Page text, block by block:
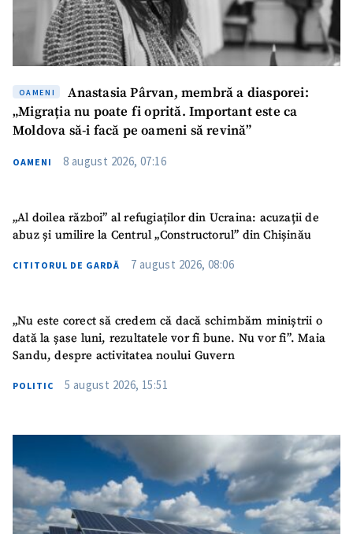
SUSȚINE
OAMENI
Anastasia Pârvan, membră a diasporei:
„Migrația nu poate fi oprită. Important este ca
Moldova să-i facă pe oameni să revină”
OAMENI 8 august 2026, 07:16
„Al doilea război” al refugiaților din Ucraina: acuzații de
abuz și umilire la Centrul „Constructorul” din Chișinău
CITITORUL DE GARDĂ 7 august 2026, 08:06
„Nu este corect să credem că dacă schimbăm miniștrii o
dată la șase luni, rezultatele vor fi bune. Nu vor fi”. Maia
Sandu, despre activitatea noului Guvern
POLITIC 5 august 2026, 15:51
Email+ Emailul meu
Telefon
+ Telefon personal
Am citit și sunt de
acord cu politica de
confidențialitate.
TRIMITE ȘTIREA